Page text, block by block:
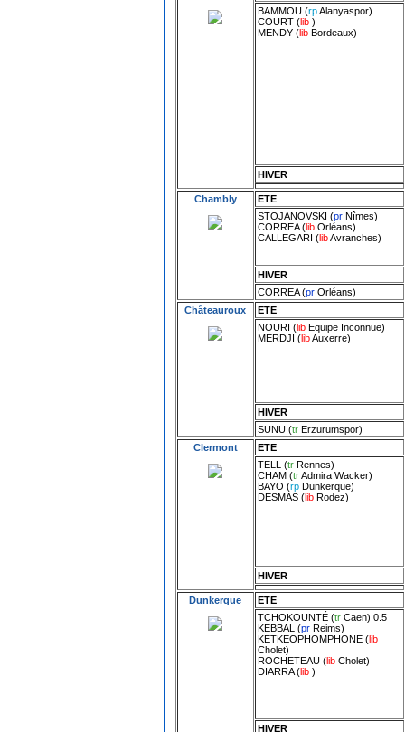
BAMMOU(rpAlanyaspor)
COURT(lib )
MENDY(lib Bordeaux)
HIVER
Chambly
ETE
STOJANOVSKI (pr Nîmes)
CORREA(lib Orléans)
CALLEGARI (libAvranches)
HIVER
CORREA(pr Orléans)
Châteauroux
ETE
NOURI (lib Equipe Inconnue)
MERDJI (libAuxerre)
HIVER
SUNU(tr Erzurumspor)
Clermont
ETE
TELL (tr Rennes)
CHAM(trAdmira Wacker)
BAYO (rp Dunkerque)
DESMAS(lib Rodez)
HIVER
Dunkerque
ETE
TCHOKOUNTÉ(tr Caen) 0.5
KEBBAL (pr Reims)
KETKEOPHOMPHONE(lib
Cholet)
ROCHETEAU(lib Cholet)
DIARRA(lib )
HIVER